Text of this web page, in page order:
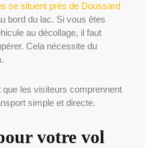
se situent près de Doussard
bord du lac. Si vous êtes
au décollage, il faut
Cela nécessite du
les visiteurs comprennent
simple et directe.
votre vol